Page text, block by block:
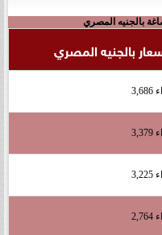
بالجنيه المصري
بالجنيه المصري